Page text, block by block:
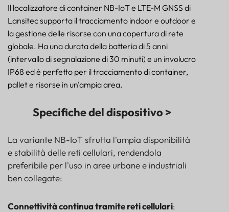
Il localizzatore di container NB-IoT e LTE-M GNSS di
Lansitec supporta il tracciamento indoor e outdoor e
la gestione delle risorse con una copertura di rete
globale. Ha una durata della batteria di 5 anni
(intervallo di segnalazione di 30 minuti) e un involucro
IP68 ed è perfetto per il tracciamento di container,
pallet e risorse in un'ampia area.
Specifiche del dispositivo >
La variante NB-IoT sfrutta l'ampia disponibilità
e stabilità delle reti cellulari, rendendola
preferibile per l'uso in aree urbane e industriali
ben collegate:
Connettività continua tramite reti cellulari: